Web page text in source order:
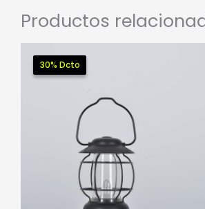
Productos
30% Dcto
30% Dcto